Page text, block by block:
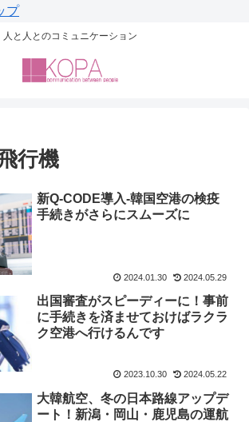
プ
人と人とのコミュニケーション
行機
新Q-CODE導入-韓国空港の検疫
手続きがさらにスムーズに
2024.01.30 2024.05.29
出国審査がスピーディーに！事前
に手続きを済ませておけばラクラ
ク空港へ行けるんです
2023.10.30 2024.05.22
大韓航空、冬の日本路線アップデ
ート！新潟・岡山・鹿児島の運航